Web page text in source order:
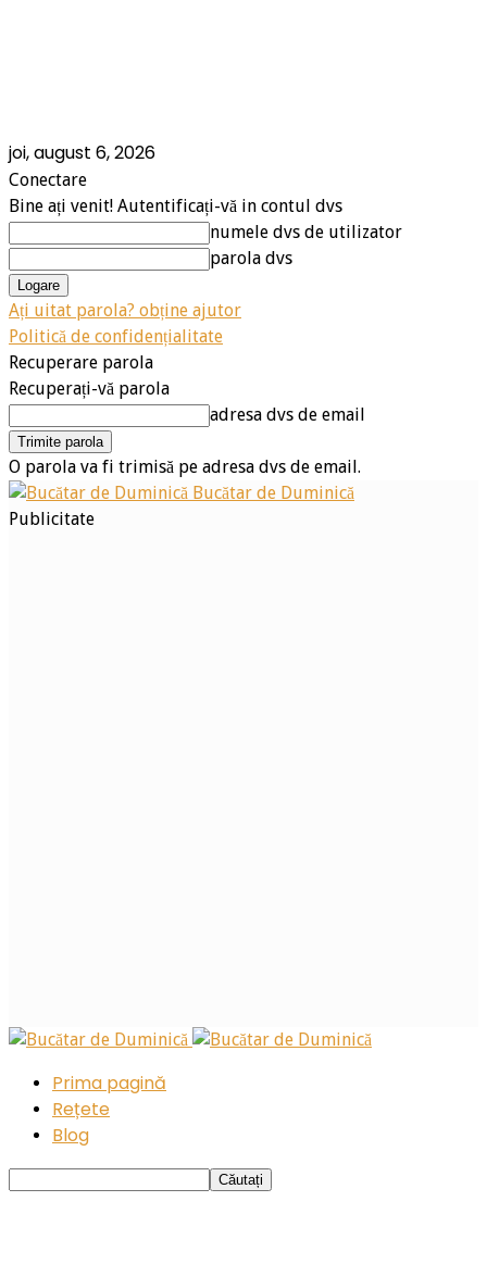
joi, august 6, 2026
Conectare
Bine ați venit! Autentificați-vă in contul dvs
numele dvs de utilizator
parola dvs
Ați uitat parola? obține ajutor
Politică de confidențialitate
Recuperare parola
Recuperați-vă parola
adresa dvs de email
O parola va fi trimisă pe adresa dvs de email.
Bucătar de Duminică
Publicitate
Prima pagină
Rețete
Blog